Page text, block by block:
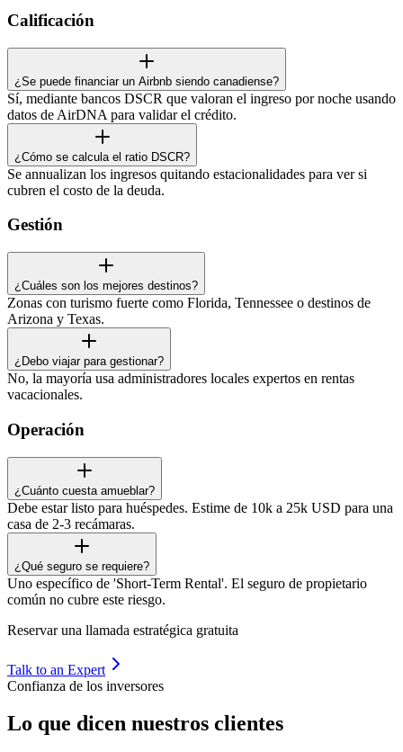
Calificación
¿Se puede financiar un Airbnb siendo canadiense?
Sí, mediante bancos DSCR que valoran el ingreso por noche usando
datos de AirDNA para validar el crédito.
¿Cómo se calcula el ratio DSCR?
Se annualizan los ingresos quitando estacionalidades para ver si
cubren el costo de la deuda.
Gestión
¿Cuáles son los mejores destinos?
Zonas con turismo fuerte como Florida, Tennessee o destinos de
Arizona y Texas.
¿Debo viajar para gestionar?
No, la mayoría usa administradores locales expertos en rentas
vacacionales.
Operación
¿Cuánto cuesta amueblar?
Debe estar listo para huéspedes. Estime de 10k a 25k USD para una
casa de 2-3 recámaras.
¿Qué seguro se requiere?
Uno específico de 'Short-Term Rental'. El seguro de propietario
común no cubre este riesgo.
Reservar una llamada estratégica gratuita
Talk to an Expert
Confianza de los inversores
Lo que dicen nuestros clientes